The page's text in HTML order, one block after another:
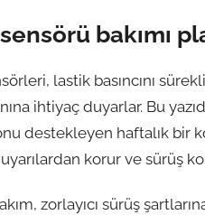
bakımı
lastik basıncını
ihtiyaç duyarlar. Bu
destekleyen haftalık bir
korur ve sürüş
zorlayıcı sürüş